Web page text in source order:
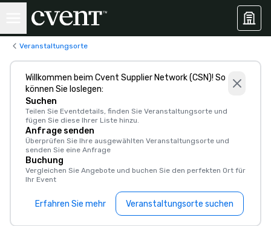
Veranstaltungsorte
Willkommen beim Cvent Supplier Network (CSN)! So
können Sie loslegen:
Suchen
Teilen Sie Eventdetails, finden Sie Veranstaltungsorte und
fügen Sie diese Ihrer Liste hinzu.
Anfrage senden
Überprüfen Sie Ihre ausgewählten Veranstaltungsorte und
senden Sie eine Anfrage
Buchung
Vergleichen Sie Angebote und buchen Sie den perfekten Ort für
Ihr Event
Erfahren Sie mehr Veranstaltungsorte suchen